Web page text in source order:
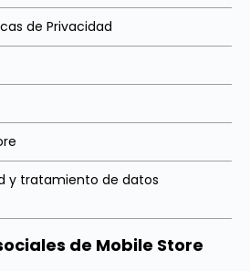
de Privacidad
y tratamiento de datos
de Mobile Store